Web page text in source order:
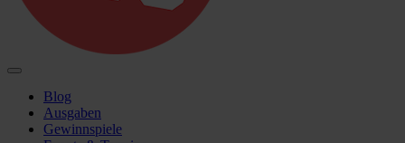
Blog
Ausgaben
Gewinnspiele